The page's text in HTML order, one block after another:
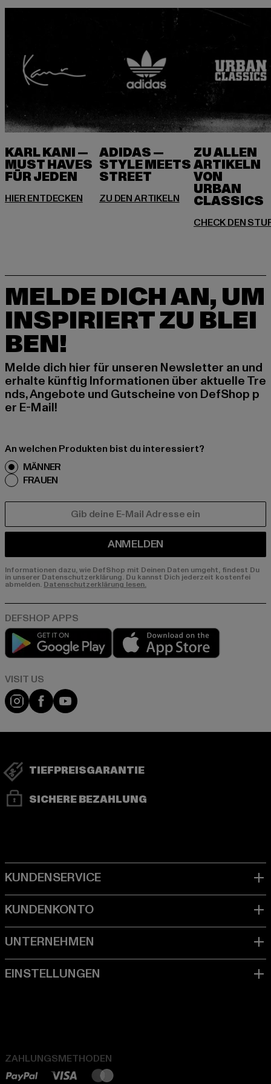
KARL KANI —
MUST HAVES
FÜR JEDEN
ADIDAS —
STYLE MEETS
ZU ALLEN
ARTIKELN
VON
URBAN
MELDE DICH AN, UM
INSPIRIERT ZU BLEI
BEN!
Melde dich hier für unseren Newsletter an und
erhalte künftig Informationen über aktuelle Tre
nds, Angebote und Gutscheine von DefShop p
er E-Mail!
An welchen Produkten bist du interessiert?
MÄNNER
FRAUEN
ANMELDEN
Informationen dazu, wie DefShop mit Deinen Daten umgeht, findest Du
in unserer Datenschutzerklärung. Du kannst Dich jederzeit kostenfei
abmelden. Datenschutzerklärung lesen.
Play market
Visit our Instagram page:
Visit our Facebook page:
Visit our YouTube channel:
TIEFPREISGARANTIE
SICHERE BEZAHLUNG
ZAHLUNGSMETHODEN